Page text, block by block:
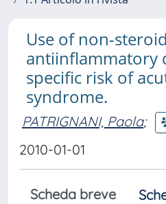
Use of non-
antiinflammatory
specific risk of
syndrome.
PATRIGNANI, Paola;
2010-01-01
Scheda breve